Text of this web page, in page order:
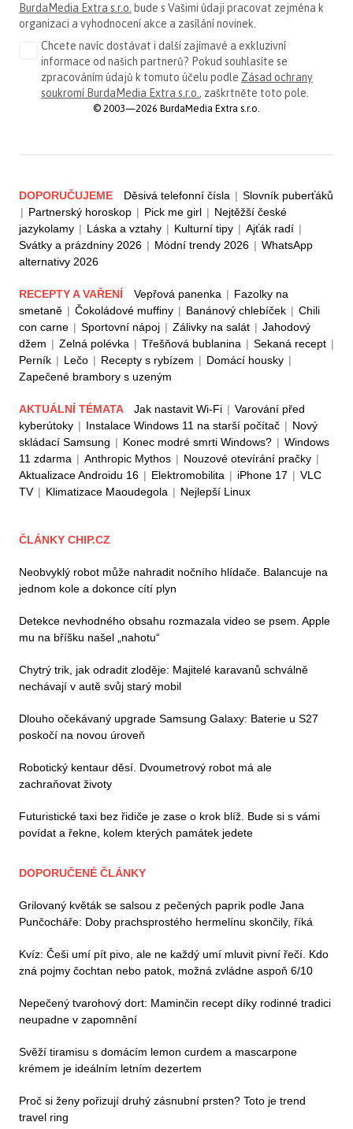
BurdaMedia Extra s.r.o. bude s Vašimi údaji pracovat zejména k
organizaci a vyhodnocení akce a zasílání novinek.
Chcete navíc dostávat i další zajímavé a exkluzivní
informace od našich partnerů? Pokud souhlasíte se
zpracováním údajů k tomuto účelu podle Zásad ochrany
soukromí BurdaMedia Extra s.r.o. , zaškrtněte toto pole.
© 2003—2026 BurdaMedia Extra s.r.o.
DOPORUČUJEME Děsivá telefonní čísla | Slovník puberťáků
| Partnerský horoskop | Pick me girl | Nejtěžší české
jazykolamy | Láska a vztahy | Kulturní tipy | Ajťák radí |
Svátky a prázdniny 2026 | Módní trendy 2026 | WhatsApp
alternativy 2026
RECEPTY A VAŘENÍ Vepřová panenka | Fazolky na
smetaně | Čokoládové muffiny | Banánový chlebíček | Chili
con carne | Sportovní nápoj | Zálivky na salát | Jahodový
džem | Zelná polévka | Třešňová bublanina | Sekaná recept |
Perník | Lečo | Recepty s rybízem | Domácí housky |
Zapečené brambory s uzeným
AKTUÁLNÍ TÉMATA Jak nastavit Wi-Fi | Varování před
kyberútoky | Instalace Windows 11 na starší počítač | Nový
skládací Samsung | Konec modré smrti Windows? | Windows
11 zdarma | Anthropic Mythos | Nouzové otevírání pračky |
Aktualizace Androidu 16 | Elektromobilita | iPhone 17 | VLC
TV | Klimatizace Maoudegola | Nejlepší Linux
ČLÁNKY CHIP.CZ
Neobvyklý robot může nahradit nočního hlídače. Balancuje na
jednom kole a dokonce cítí plyn
Detekce nevhodného obsahu rozmazala video se psem. Apple
mu na bříšku našel „nahotu“
Chytrý trik, jak odradit zloděje: Majitelé karavanů schválně
nechávají v autě svůj starý mobil
Dlouho očekávaný upgrade Samsung Galaxy: Baterie u S27
poskočí na novou úroveň
Robotický kentaur děsí. Dvoumetrový robot má ale
zachraňovat životy
Futuristické taxi bez řidiče je zase o krok blíž. Bude si s vámi
povídat a řekne, kolem kterých památek jedete
DOPORUČENÉ ČLÁNKY
Grilovaný květák se salsou z pečených paprik podle Jana
Punčocháře: Doby prachsprostého hermelínu skončily, říká
Kvíz: Češi umí pít pivo, ale ne každý umí mluvit pivní řečí. Kdo
zná pojmy čochtan nebo patok, možná zvládne aspoň 6/10
Nepečený tvarohový dort: Maminčin recept díky rodinné tradici
neupadne v zapomnění
Svěží tiramisu s domácím lemon curdem a mascarpone
krémem je ideálním letním dezertem
Proč si ženy pořizují druhý zásnubní prsten? Toto je trend
travel ring